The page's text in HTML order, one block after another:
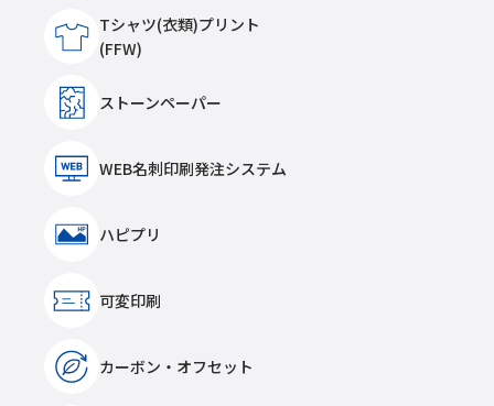
Tシャツ(衣類)プリント
(FFW)
ストーンペーパー
WEB名刺印刷発注システム
ハピプリ
可変印刷
カーボン・オフセット